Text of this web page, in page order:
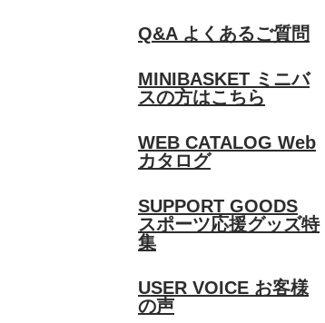
Q&A よくあるご質問
MINIBASKET ミニバ
スの方はこちら
WEB CATALOG Web
カタログ
SUPPORT GOODS
スポーツ応援グッズ特
集
USER VOICE お客様
の声